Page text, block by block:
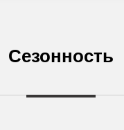
Сезонность